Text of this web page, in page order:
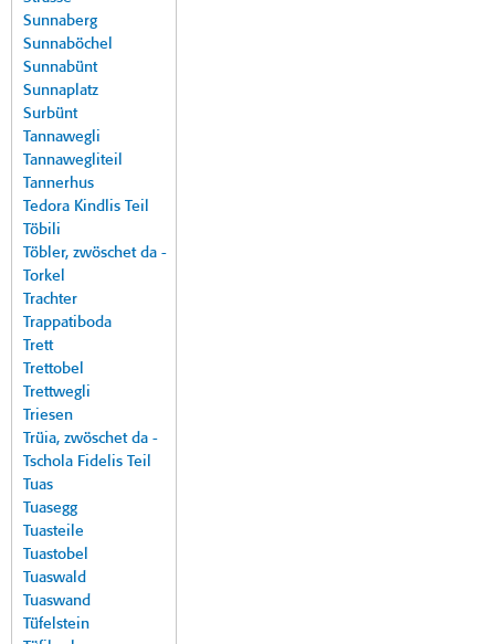
Sunnaberg
Sunnaböchel
Sunnabünt
Sunnaplatz
Surbünt
Tannawegli
Tannawegliteil
Tannerhus
Tedora Kindlis Teil
Töbili
Töbler, zwöschet da -
Torkel
Trachter
Trappatiboda
Trett
Trettobel
Trettwegli
Triesen
Trüia, zwöschet da -
Tschola Fidelis Teil
Tuas
Tuasegg
Tuasteile
Tuastobel
Tuaswald
Tuaswand
Tüfelstein